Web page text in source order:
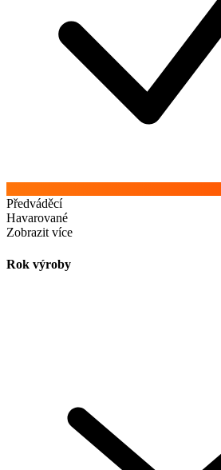
Předváděcí
Havarované
Zobrazit více
Rok výroby